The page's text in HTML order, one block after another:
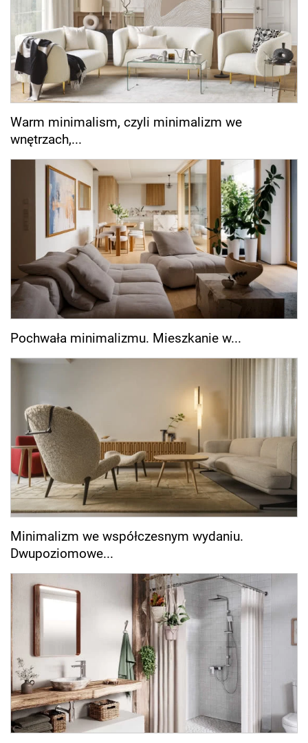
Warm minimalism, czyli minimalizm we
wnętrzach,...
Pochwała minimalizmu. Mieszkanie w...
Minimalizm we współczesnym wydaniu.
Dwupoziomowe...